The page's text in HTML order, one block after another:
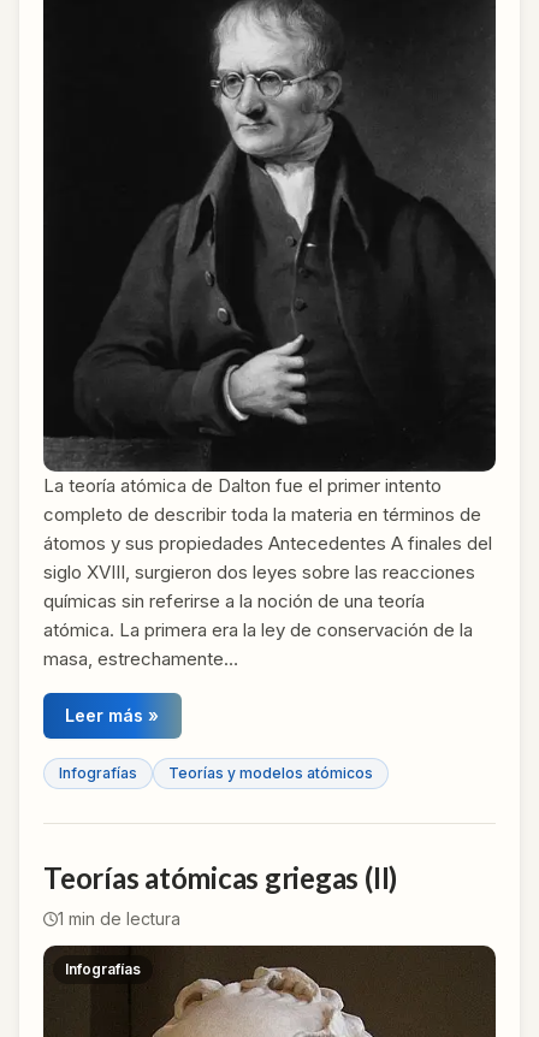
La teoría atómica de Dalton fue el primer intento
completo de describir toda la materia en términos de
átomos y sus propiedades Antecedentes A finales del
siglo XVIII, surgieron dos leyes sobre las reacciones
químicas sin referirse a la noción de una teoría
atómica. La primera era la ley de conservación de la
masa, estrechamente…
Leer más »
Infografías Teorías y modelos atómicos
Teorías atómicas griegas (II)
1 min de lectura
Infografías